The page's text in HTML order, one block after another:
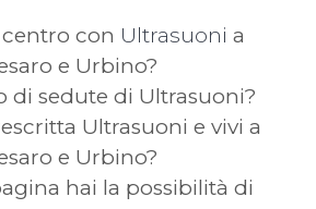
con Ultrasuoni a
e Urbino?
di sedute di Ultrasuoni?
Ultrasuoni e vivi a
e Urbino?
hai la possibilità di